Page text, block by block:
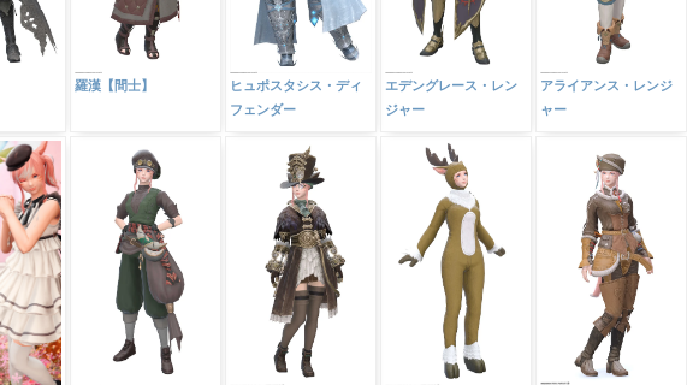
羅漢【間士】
ヒュポスタシス・ディ
フェンダー
エデングレース・レン
ジャー
アライアンス・レンジ
ャー